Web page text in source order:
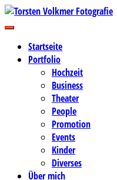
Zum
Inhalt
Torsten
Business-, Portrait- und
Startseite
Portfolio
Hochzeit
Business
Theater
People
Promotion
Events
Kinder
Diverses
Über mich